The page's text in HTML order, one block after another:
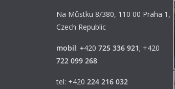
Na Můstku 8/380, 110 00 Praha 1,
Czech Republic
mobil: +420 725 336 921; +420
722 099 268
tel: +420 224 216 032